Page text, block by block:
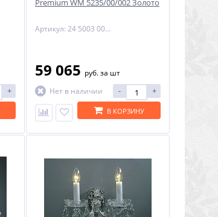
+
Premium WM 5235/00/002 Золото
Артикул: 24 5003 002 90 11 02 70
59 065 руб.за шт
Нет в наличии
- +
В КОРЗИНУ